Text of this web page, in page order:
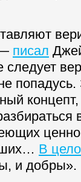
писал
В
и добры».